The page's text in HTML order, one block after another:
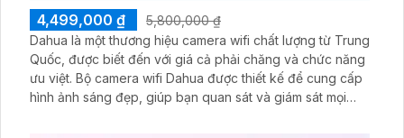
4,499,000 ₫
5,800,000 ₫
Dahua là một thương hiệu camera wifi chất lượng từ Trung
Quốc, được biết đến với giá cả phải chăng và chức năng
ưu việt. Bộ camera wifi Dahua được thiết kế để cung cấp
hình ảnh sáng đẹp, giúp bạn quan sát và giám sát mọi